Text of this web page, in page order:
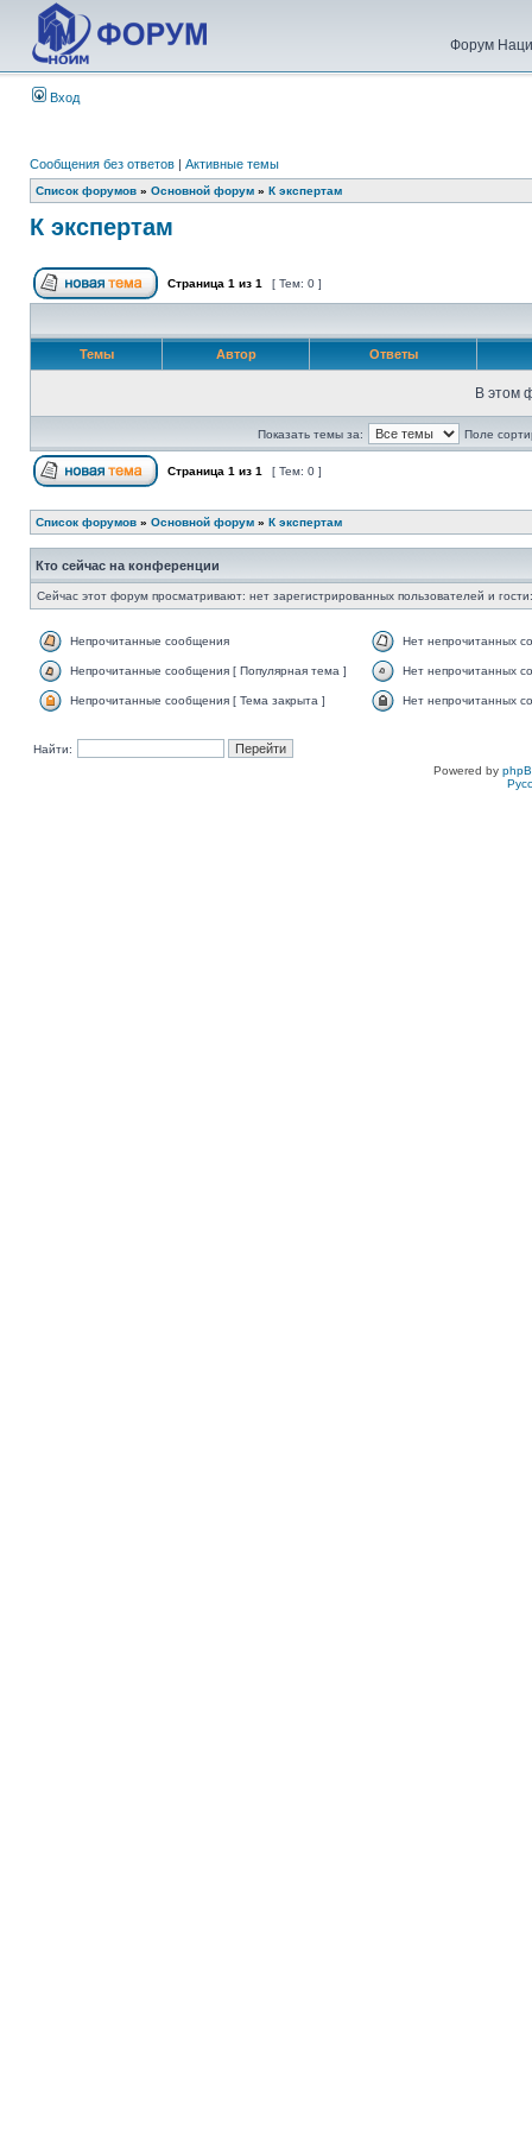
Форум
Вход
Сообщения без ответов | Активные темы
Список форумов » Основной форум » К экспертам
К экспертам
Страница 1 из 1 [ Тем: 0 ]
Темы Автор Ответы
В этом
Показать темы за: Поле
Страница 1 из 1 [ Тем: 0 ]
Список форумов » Основной форум » К экспертам
Кто сейчас на конференции
Сейчас этот форум просматривают: нет зарегистрированных пользователей и
Непрочитанные сообщения Нет непрочитанных
Непрочитанные сообщения [ Популярная тема ] Нет непрочитанных
Непрочитанные сообщения [ Тема закрыта ] Нет непрочитанных
Найти:
Powered by